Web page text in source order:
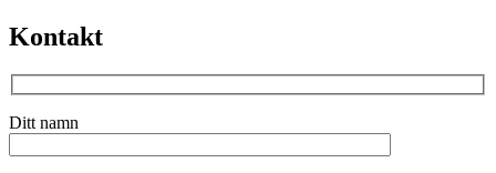
Kontakt
Ditt namn